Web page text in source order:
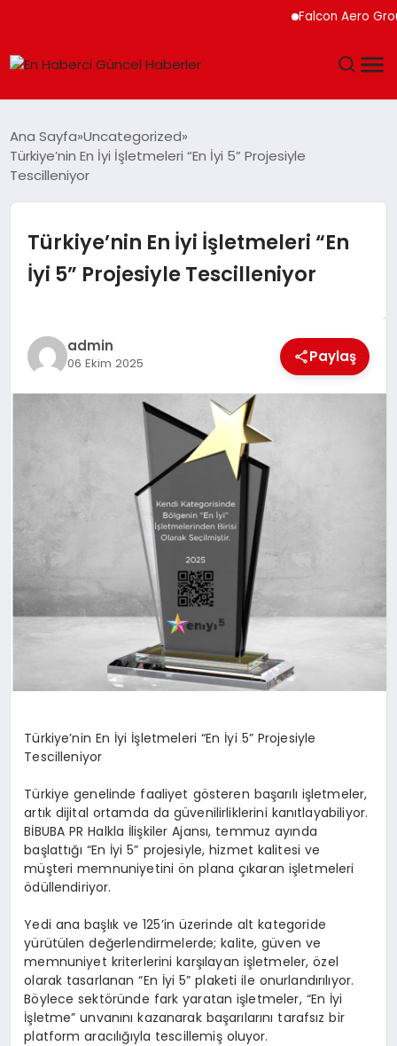
Falcon Aero Group,
SPOR
TEKNOLOJI
DÜNYA
EKONOMI
SIYASET
Ana Sayfa Uncategorized
Türkiye’nin En İyi İşletmeleri “En İyi 5” Projesiyle
Tescilleniyor
Türkiye’nin En İyi İşletmeleri “En
İyi 5” Projesiyle Tescilleniyor
admin
06 Ekim 2025 Paylaş
Türkiye’nin En İyi İşletmeleri “En İyi 5” Projesiyle
Tescilleniyor
Türkiye genelinde faaliyet gösteren başarılı işletmeler,
artık dijital ortamda da güvenilirliklerini kanıtlayabiliyor.
BİBUBA PR Halkla İlişkiler Ajansı, temmuz ayında
başlattığı “En İyi 5” projesiyle, hizmet kalitesi ve
müşteri memnuniyetini ön plana çıkaran işletmeleri
ödüllendiriyor.
Yedi ana başlık ve 125’in üzerinde alt kategoride
yürütülen değerlendirmelerde; kalite, güven ve
memnuniyet kriterlerini karşılayan işletmeler, özel
olarak tasarlanan “En İyi 5” plaketi ile onurlandırılıyor.
Böylece sektöründe fark yaratan işletmeler, “En İyi
İşletme” unvanını kazanarak başarılarını tarafsız bir
platform aracılığıyla tescillemiş oluyor.